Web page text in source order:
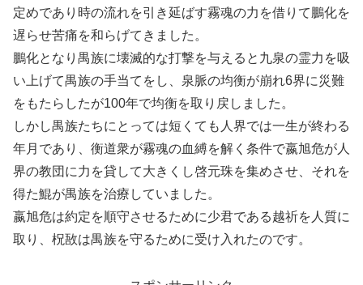
定めであり時の流れを引き延ばす霧魂の力を借りて鵬化を
遅らせ苦痛を和らげてきました。
鵬化となり禺族に壊滅的な打撃を与えると九泉の霊力を吸
い上げて禺族の手当てをし、泉脈の均衡が崩れ6界に災難
をもたらしたが100年で均衡を取り戻しました。
しかし禺族たちにとっては短くても人界では一生が終わる
年月であり、衡道衆が霧魂の血縛を解く条件で嬴旭危が人
界の教団に力を貸して大きくし啓元珠を集めさせ、それを
得た鯤が禺族を治療していました。
嬴旭危は約定を順守させるために少君である越祈を人質に
取り、柷敔は禺族を守るために受け入れたのです。